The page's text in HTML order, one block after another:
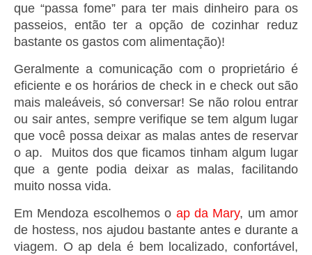
que “passa fome” para ter mais dinheiro para os
passeios, então ter a opção de cozinhar reduz
bastante os gastos com alimentação)!
Geralmente a comunicação com o proprietário é
eficiente e os horários de check in e check out são
mais maleáveis, só conversar! Se não rolou entrar
ou sair antes, sempre verifique se tem algum lugar
que você possa deixar as malas antes de reservar
o ap. Muitos dos que ficamos tinham algum lugar
que a gente podia deixar as malas, facilitando
muito nossa vida.
Em Mendoza escolhemos o ap da Mary, um amor
de hostess, nos ajudou bastante antes e durante a
viagem. O ap dela é bem localizado, confortável,